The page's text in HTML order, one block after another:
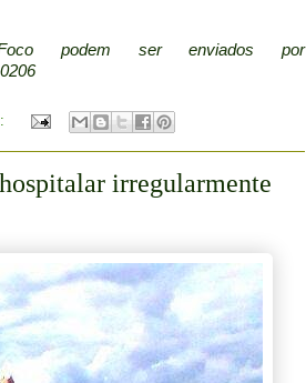
podem ser enviados por
irregularmente